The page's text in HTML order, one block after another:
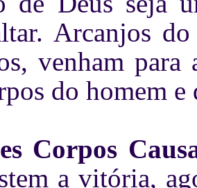
Arcanjos
venham para
do homem e
Corpos
a vitória,